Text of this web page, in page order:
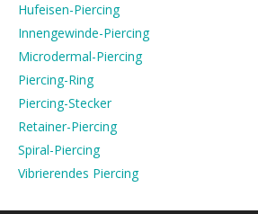
Hufeisen-Piercing
Innengewinde-Piercing
Microdermal-Piercing
Piercing-Ring
Piercing-Stecker
Retainer-Piercing
Spiral-Piercing
Vibrierendes Piercing